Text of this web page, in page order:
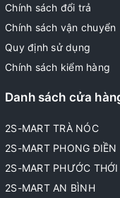
Chính sách đổi trả
Chính sách vận chuyển
Quy định sử dụng
Chính sách kiểm hàng
Danh sách cửa
2S-MART TRÀ NÓC
2S-MART PHONG ĐIỀN
2S-MART PHƯỚC THỚI
2S-MART AN BÌNH